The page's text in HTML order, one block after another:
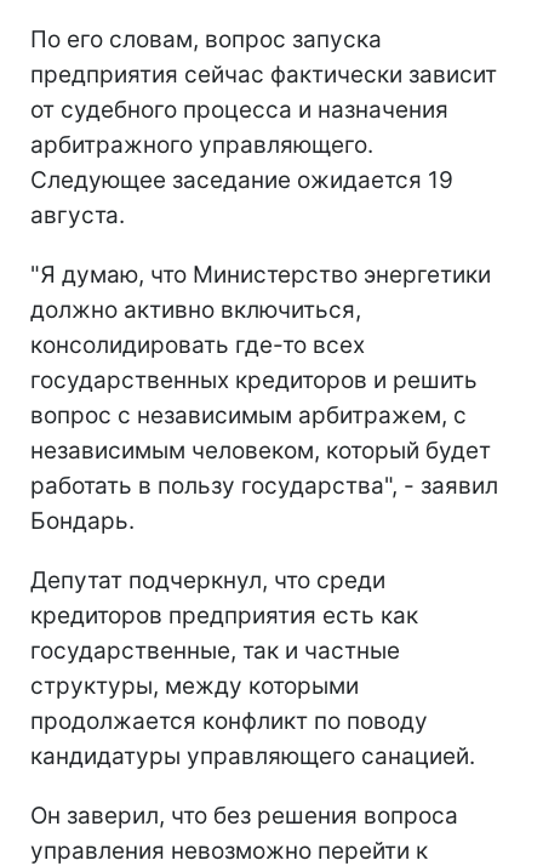
По его словам, вопрос запуска
предприятия сейчас фактически зависит
от судебного процесса и назначения
арбитражного управляющего.
Следующее заседание ожидается 19
августа.
"Я думаю, что Министерство энергетики
должно активно включиться,
консолидировать где-то всех
государственных кредиторов и решить
вопрос с независимым арбитражем, с
независимым человеком, который будет
работать в пользу государства", - заявил
Бондарь.
Депутат подчеркнул, что среди
кредиторов предприятия есть как
государственные, так и частные
структуры, между которыми
продолжается конфликт по поводу
кандидатуры управляющего санацией.
Он заверил, что без решения вопроса
управления невозможно перейти к